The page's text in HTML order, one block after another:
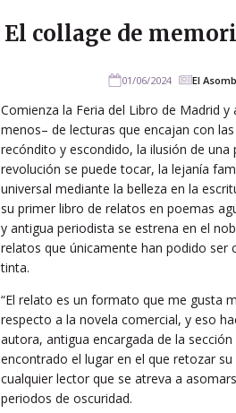
El collage de
01/06/2024 El
Comienza la Feria del Libro de Madrid
menos– de lecturas que encajan con
recóndito y escondido, la ilusión de
revolución se puede tocar, la lejanía
universal mediante la belleza en la
su primer libro de relatos en poemas
y antigua periodista se estrena en el
relatos que únicamente han podido
tinta.
“El relato es un formato que me gusta
respecto a la novela comercial, y eso
autora, antigua encargada de la
encontrado el lugar en el que retozar
cualquier lector que se atreva a
periodos de oscuridad.